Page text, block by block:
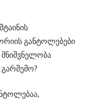
განტოლებები